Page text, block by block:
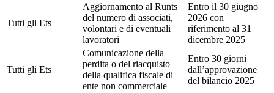
Tutti gli Ets
Aggiornamento al Runts
del numero di associati,
volontari e di eventuali
lavoratori
Entro il 30 giugno
2026 con
riferimento al 31
dicembre 2025
Tutti gli Ets
Comunicazione della
perdita o del riacquisto
della qualifica fiscale di
ente non commerciale
Entro 30 giorni
dall’approvazione
del bilancio 2025